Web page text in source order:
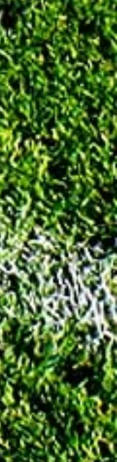
und ein
das keines